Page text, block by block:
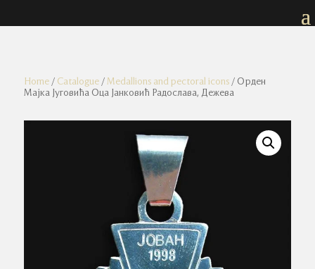
Home/ Catalogue/ Medallions and pectoral icons/ Орден
Мајка Југовића Оца Јанковић Радослава, Дежева